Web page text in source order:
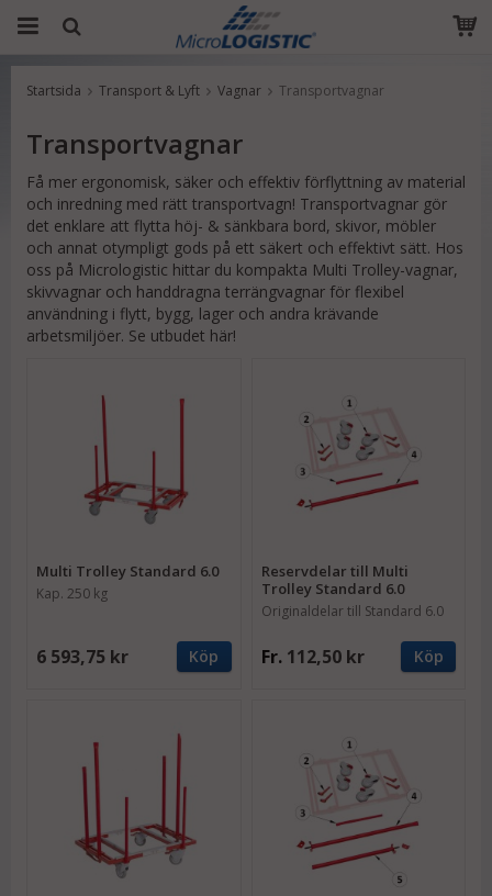
Produkten har blivit tillagd i varukorgen
Startsida Transport & Lyft Vagnar Transportvagnar
Transportvagnar
Få mer ergonomisk, säker och effektiv förflyttning av material
och inredning med rätt transportvagn! Transportvagnar gör
det enklare att flytta höj- & sänkbara bord, skivor, möbler
och annat otympligt gods på ett säkert och effektivt sätt. Hos
oss på Micrologistic hittar du kompakta Multi Trolley-vagnar,
skivvagnar och handdragna terrängvagnar för flexibel
användning i flytt, bygg, lager och andra krävande
arbetsmiljöer. Se utbudet här!
Multi Trolley Standard 6.0
Kap. 250 kg
6 593,75 kr Köp
Reservdelar till Multi
Trolley Standard 6.0
Originaldelar till Standard 6.0
Fr. 112,50 kr Köp